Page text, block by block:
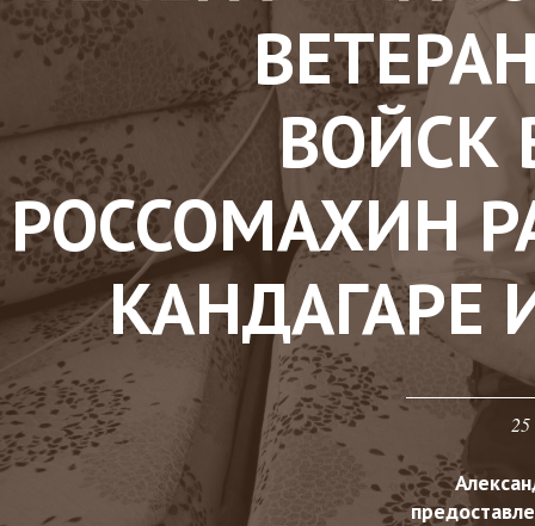
ВОЙСК
РОССОМАХИН
КАНДАГАРЕ